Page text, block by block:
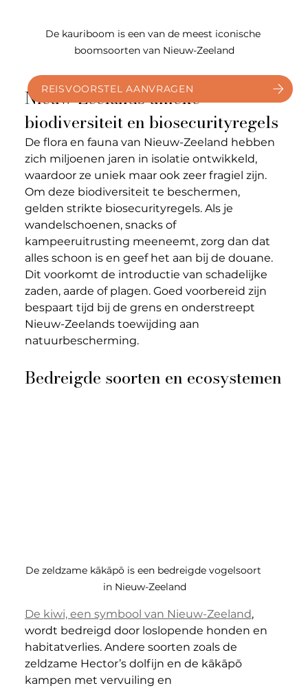
De kauriboom is een van de meest iconische
boomsoorten van Nieuw-Zeeland
Nieuw-Zeelands unieke
biodiversiteit en biosecurityregels
De flora en fauna van Nieuw-Zeeland hebben
zich miljoenen jaren in isolatie ontwikkeld,
waardoor ze uniek maar ook zeer fragiel zijn.
Om deze biodiversiteit te beschermen,
gelden strikte biosecurityregels. Als je
wandelschoenen, snacks of
kampeeruitrusting meeneemt, zorg dan dat
alles schoon is en geef het aan bij de douane.
Dit voorkomt de introductie van schadelijke
zaden, aarde of plagen. Goed voorbereid zijn
bespaart tijd bij de grens en onderstreept
Nieuw-Zeelands toewijding aan
natuurbescherming.
Bedreigde soorten en ecosystemen
De zeldzame kākāpō is een bedreigde vogelsoort
in Nieuw-Zeeland
De kiwi, een symbool van Nieuw-Zeeland,
wordt bedreigd door loslopende honden en
habitatverlies. Andere soorten zoals de
zeldzame Hector’s dolfijn en de kākāpō
kampen met vervuiling en
REISVOORSTEL AANVRAGEN